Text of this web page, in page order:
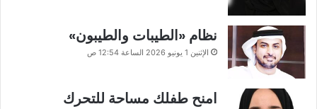
نظام «الطيبات والطيبون»
الإثنين 1 يونيو 2026 الساعة 12:54 ص
امنح طفلك مساحة للتحرك